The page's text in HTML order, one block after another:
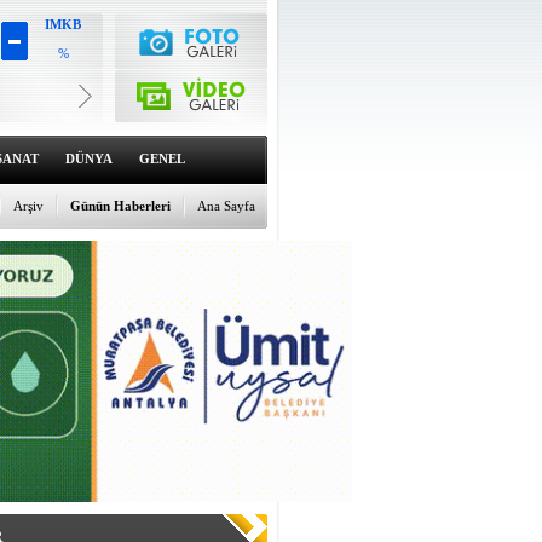
IMKB
%
6543.39
%0.79
Dolar
47.5977
%0.02
Euro
55.0373
%0.24
DÜNYA GENEL
Ana Sayfa
Günün Haberleri
Arşiv